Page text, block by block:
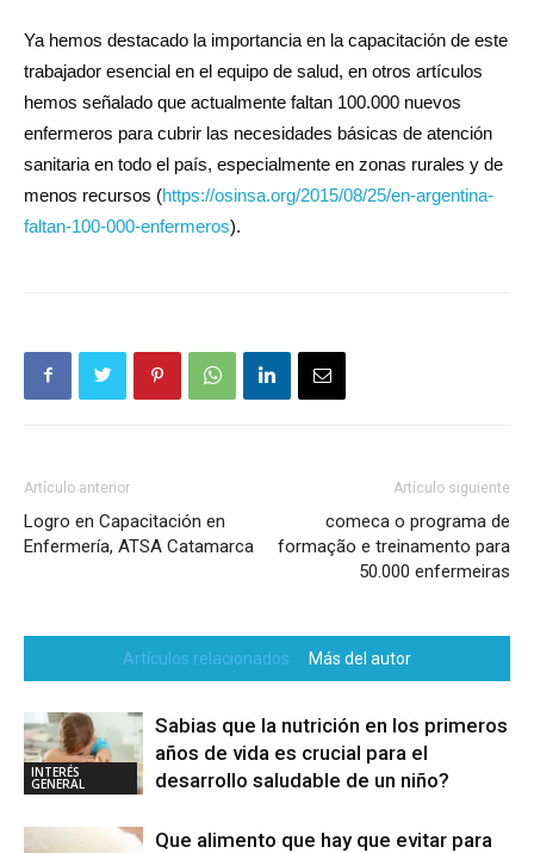
Ya hemos destacado la importancia en la capacitación de este
trabajador esencial en el equipo de salud, en otros artículos
hemos señalado que actualmente faltan 100.000 nuevos
enfermeros para cubrir las necesidades básicas de atención
sanitaria en todo el país, especialmente en zonas rurales y de
menos recursos (https://osinsa.org/2015/08/25/en-argentina-
faltan-100-000-enfermeros).
Artículo anterior
Logro en Capacitación en
Enfermería, ATSA Catamarca
Artículo siguiente
comeca o programa de
formação e treinamento para
50.000 enfermeiras
Artículos relacionados Más del autor
INTERÉS
GENERAL
Sabias que la nutrición en los primeros
años de vida es crucial para el
desarrollo saludable de un niño?
Que alimento que hay que evitar para